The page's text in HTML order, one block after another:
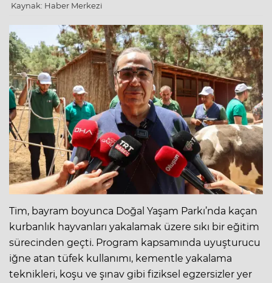
Kaynak: Haber Merkezi
Tim, bayram boyunca Doğal Yaşam Parkı’nda kaçan
kurbanlık hayvanları yakalamak üzere sıkı bir eğitim
sürecinden geçti. Program kapsamında uyuşturucu
iğne atan tüfek kullanımı, kementle yakalama
teknikleri, koşu ve şınav gibi fiziksel egzersizler yer